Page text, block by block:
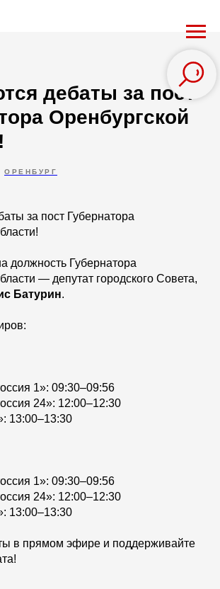
дебаты за пост
Оренбургской
ОРЕНБУРГ
за пост Губернатора
должность Губернатора
— депутат городского Совета,
Батурин.
1»: 09:30–09:56
24»: 12:00–12:30
13:00–13:30
1»: 09:30–09:56
24»: 12:00–12:30
13:00–13:30
в прямом эфире и поддерживайте